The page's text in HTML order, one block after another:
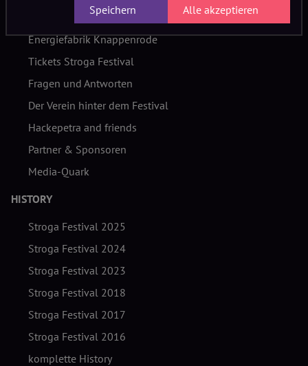
Energiefabrik Knappenrode
Tickets Stroga Festival
Fragen und Antworten
Der Verein hinter dem Festival
Hackepetra and friends
Partner & Sponsoren
Media-Quark
HISTORY
Stroga Festival 2025
Stroga Festival 2024
Stroga Festival 2023
Stroga Festival 2018
Stroga Festival 2017
Stroga Festival 2016
komplette History
Speichern Alle akzeptieren